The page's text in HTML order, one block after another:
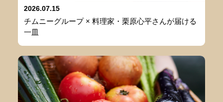
2026.07.15
チムニーグループ × 料理家・栗原心平さんが届ける
一皿